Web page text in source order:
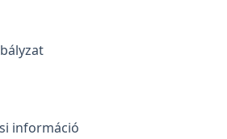
információ